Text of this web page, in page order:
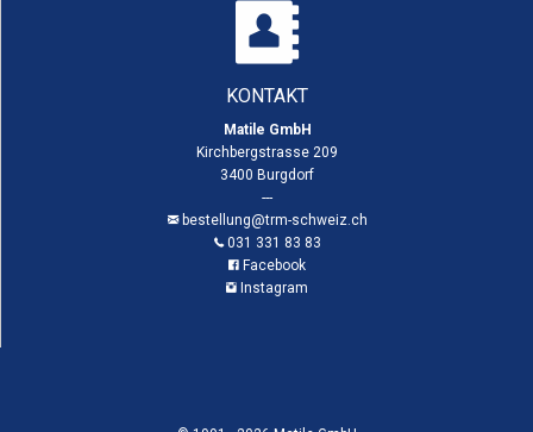
KONTAKT
Matile GmbH
Kirchbergstrasse 209
3400 Burgdorf
---
bestellung@trm-schweiz.ch
031 331 83 83
Facebook
Instagram